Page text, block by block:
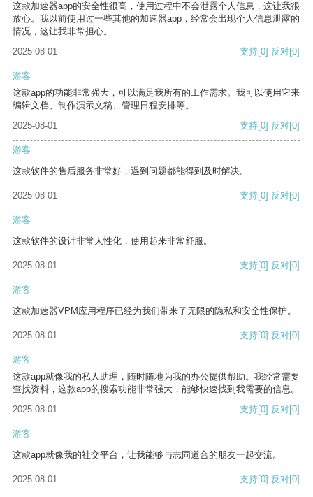
这款加速器app的安全性很高，使用过程中不会泄露个人信息，这让我很
放心。我以前使用过一些其他的加速器app，经常会出现个人信息泄露的
情况，这让我非常担心。
2025-08-01
支持[0] 反对[0]
游客
这款app的功能非常强大，可以满足我所有的工作需求。我可以使用它来
编辑文档、制作演示文稿、管理日程安排等。
2025-08-01
支持[0] 反对[0]
游客
这款软件的售后服务非常好，遇到问题都能得到及时解决。
2025-08-01 支持[0] 反对[0]
游客
这款软件的设计非常人性化，使用起来非常舒服。
2025-08-01 支持[0] 反对[0]
游客
这款加速器VPM应用程序已经为我们带来了无限的隐私和安全性保护。
2025-08-01 支持[0] 反对[0]
游客
这款app就像我的私人助理，随时随地为我的办公提供帮助。我经常需要
查找资料，这款app的搜索功能非常强大，能够快速找到我需要的信息。
2025-08-01
支持[0] 反对[0]
游客
这款app就像我的社交平台，让我能够与志同道合的朋友一起交流。
2025-08-01 支持[0] 反对[0]